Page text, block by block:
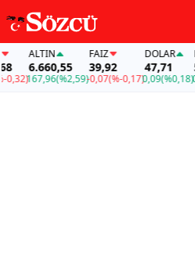
ALTIN
6.660,55
167,96(%2,59)
FAİZ
39,92
-0,07(%-0,17)
DOLAR
47,71
0,09(%0,18)